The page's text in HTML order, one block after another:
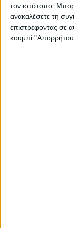
τον ιστότοπο.
ανακαλέσετε τη
επιστρέφοντας σε
κουμπί
Συγκίνηση και
στην παρέλαση
Καρδίτσας για 28η
Οκτωβρίου (φωτο